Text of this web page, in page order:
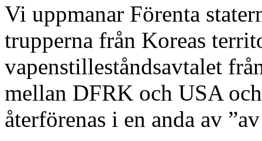
Vi uppmanar Förenta
trupperna från Koreas
vapenstilleståndsavtalet
mellan DFRK och USA
återförenas i en anda av